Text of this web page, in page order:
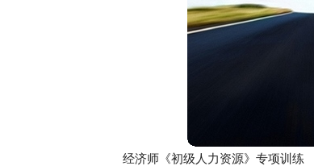
经济师《初级人力资源》专项训练